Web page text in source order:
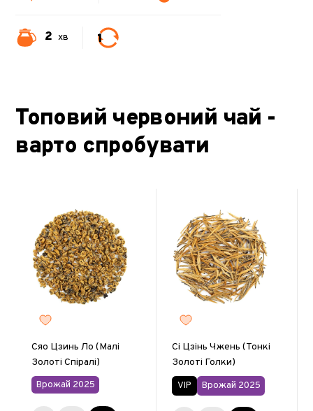
2 хв 1
Топовий червоний чай -
варто спробувати
Сяо Цзинь Ло (Малі
Золоті Спіралі)
Врожай 2025
Сі Цзінь Чжень (Тонкі
Золоті Голки)
VIP
Врожай 2025